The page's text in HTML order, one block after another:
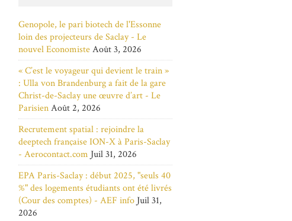
Genopole, le pari biotech de l'Essonne
loin des projecteurs de Saclay - Le
nouvel EconomisteAoût 3, 2026
« C’est le voyageur qui devient le train »
: Ulla von Brandenburg a fait de la gare
Christ-de-Saclay une œuvre d’art - Le
ParisienAoût 2, 2026
Recrutement spatial : rejoindre la
deeptech française ION-X à Paris-Saclay
- Aerocontact.com Juil 31, 2026
EPA Paris-Saclay : début 2025, "seuls 40
%" des logements étudiants ont été livrés
(Cour des comptes) - AEF info Juil 31,
2026